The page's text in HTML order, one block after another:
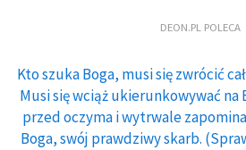
DEON.PL POLECA
Kto szuka Boga, musi się zwrócić
Musi się wciąż ukierunkowywać na
przed oczyma i wytrwale
Boga, swój prawdziwy skarb.